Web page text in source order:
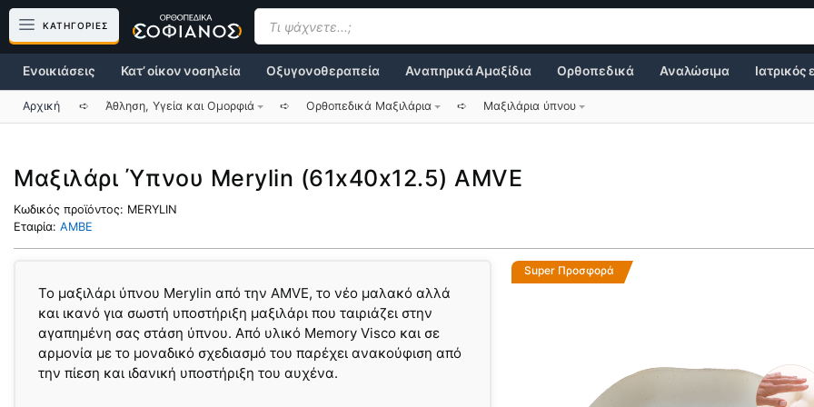
Μετάβαση
περιεχόμενο
ΚΑΤΗΓΟΡΙΕΣ
Products
search
Κατ’ οίκον νοσηλεία Οξυγονοθεραπεία Αναπηρικά Αμαξίδια
Ενοικιάσεις Ορθοπεδικά Αναλώσιμα Ιατρικός
Αρχική ➪ Άθληση, Υγεία και Ομορφιά ➪ Ορθοπεδικά Μαξιλάρια ➪ Μαξιλάρια ύπνου
Μαξιλάρι Ύπνου Merylin (61x40x12.5) AMVE
Κωδικός προϊόντος: MERYLIN
Εταιρία: AMBE
Το μαξιλάρι ύπνου Merylin από την AMVE, το νέο μαλακό αλλά
και ικανό για σωστή υποστήριξη μαξιλάρι που ταιριάζει στην
αγαπημένη σας στάση ύπνου. Από υλικό Memory Visco και σε
αρμονία με το μοναδικό σχεδιασμό του παρέχει ανακούφιση από
την πίεση και ιδανική υποστήριξη του αυχένα.
Super Προσφορά